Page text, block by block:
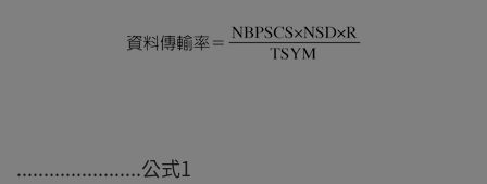
.......................公式1